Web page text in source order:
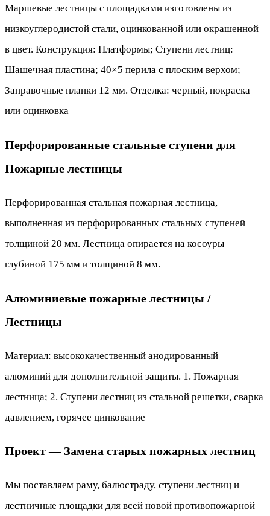
Маршевые лестницы с площадками изготовлены из
низкоуглеродистой стали, оцинкованной или окрашенной
в цвет. Конструкция: Платформы; Ступени лестниц:
Шашечная пластина; 40×5 перила с плоским верхом;
Заправочные планки 12 мм. Отделка: черный, покраска
или оцинковка
Перфорированные стальные ступени для
Пожарные лестницы
Перфорированная стальная пожарная лестница,
выполненная из перфорированных стальных ступеней
толщиной 20 мм. Лестница опирается на косоуры
глубиной 175 мм и толщиной 8 мм.
Алюминиевые пожарные лестницы /
Лестницы
Материал: высококачественный анодированный
алюминий для дополнительной защиты. 1. Пожарная
лестница; 2. Ступени лестниц из стальной решетки, сварка
давлением, горячее цинкование
Проект — Замена старых пожарных лестниц
Мы поставляем раму, балюстраду, ступени лестниц и
лестничные площадки для всей новой противопожарной